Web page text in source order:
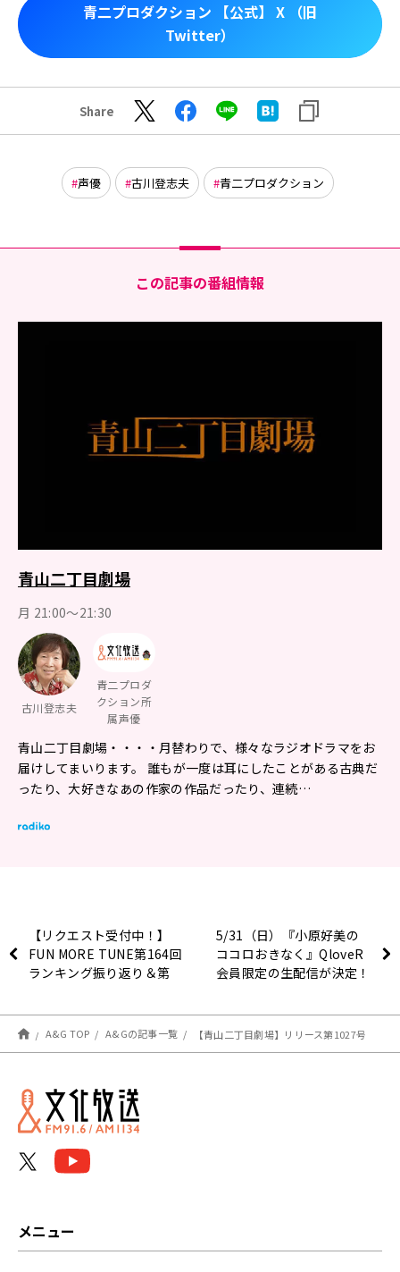
青二プロダクション 【公式】 X （旧
Twitter）
Share
声優 古川登志夫 青二プロダクション
この記事の番組情報
青山二丁目劇場
月 21:00～21:30
古川登志夫
青二プロダ
クション所
属声優
青山二丁目劇場・・・・月替わりで、様々なラジオドラマをお
届けしてまいります。 誰もが一度は耳にしたことがある古典だ
ったり、大好きなあの作家の作品だったり、連続…
【リクエスト受付中！】
FUN MORE TUNE第164回
ランキング振り返り＆第
5/31（日）『小原好美の
ココロおきなく』QloveR
会員限定の生配信が決定！
A&G TOP A&Gの記事一覧 【青山二丁目劇場】リリース第1027号
メニュー